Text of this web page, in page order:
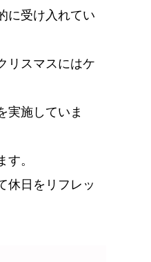
に受け入れてい
リスマスにはケ
実施していま
。
休日をリフレッ